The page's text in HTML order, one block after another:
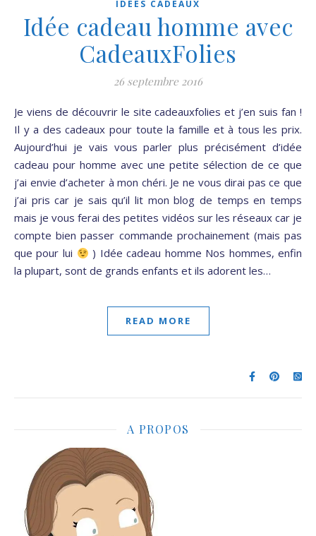
IDÉES CADEAUX
Idée cadeau homme avec
CadeauxFolies
26 septembre 2016
Je viens de découvrir le site cadeauxfolies et j’en suis fan !
Il y a des cadeaux pour toute la famille et à tous les prix.
Aujourd’hui je vais vous parler plus précisément d’idée
cadeau pour homme avec une petite sélection de ce que
j’ai envie d’acheter à mon chéri. Je ne vous dirai pas ce que
j’ai pris car je sais qu’il lit mon blog de temps en temps
mais je vous ferai des petites vidéos sur les réseaux car je
compte bien passer commande prochainement (mais pas
que pour lui
) Idée cadeau homme Nos hommes, enfin
la plupart, sont de grands enfants et ils adorent les…
READ MORE
A PROPOS